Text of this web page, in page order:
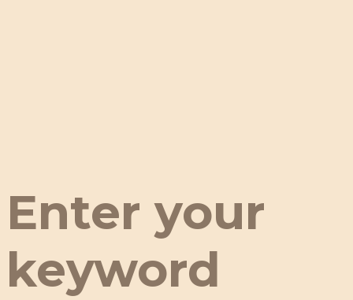
Enter your
keyword